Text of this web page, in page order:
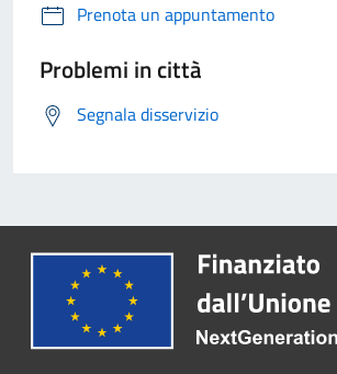
Prenota un appuntamento
Problemi in città
Segnala disservizio